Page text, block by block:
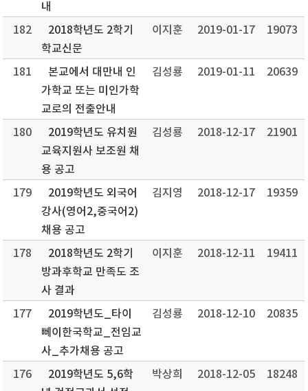
내
182
2018학년도 2학기
학교신문
이지훈 2019-01-17 19073
181
본교에서 대만내 인
가학교 또는 미인가학
교로의 전출안내
김성룡 2019-01-11 20639
180
2019학년도 유치원
교육지원사 보조원 채
용 공고
김성룡 2018-12-17 21901
179
2019학년도 외국어
강사(영어2,중국어2)
채용 공고
김지영 2018-12-17 19359
178
2018학년도 2학기
방과후학교 만족도 조
사 결과
이지훈 2018-12-11 19411
177
2019학년도_타이
뻬이한국학교_전임교
사_추가채용 공고
김성룡 2018-12-10 20835
176
2019학년도 5,6학
박상희 2018-12-05 18248